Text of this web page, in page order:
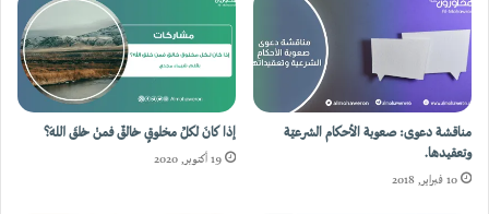
مناقشة دعوى: صعوبة الأحكام الشرعيّة
وتعقيدها.
10 فبراير, 2018
إذا كانَ لكلِّ مخلوقٍ خالقٌ فمنْ خلقَ اللهَ؟
19 أكتوبر, 2020